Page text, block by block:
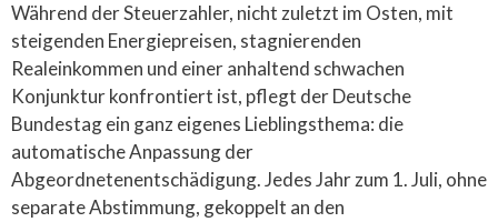
Während der Steuerzahler, nicht zuletzt im Osten, mit
steigenden Energiepreisen, stagnierenden
Realeinkommen und einer anhaltend schwachen
Konjunktur konfrontiert ist, pflegt der Deutsche
Bundestag ein ganz eigenes Lieblingsthema: die
automatische Anpassung der
Abgeordnetenentschädigung. Jedes Jahr zum 1. Juli, ohne
separate Abstimmung, gekoppelt an den